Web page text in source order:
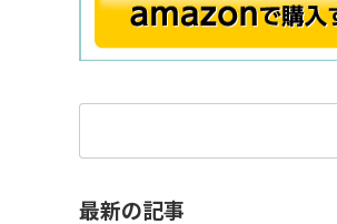
最新の記事